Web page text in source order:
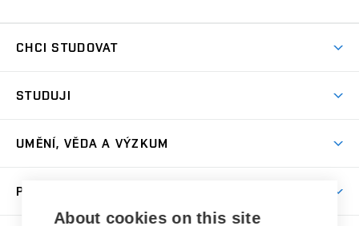
CHCI STUDOVAT
Přijímačky
Dny otevřených dveří
Přípravné kurzy
Studium bez bariér
STUDUJI
Časový plán studia
Studijní předpisy a formuláře
UMĚNÍ, VĚDA A VÝZKUM
PRO VEŘEJNOST
About cookies on this site